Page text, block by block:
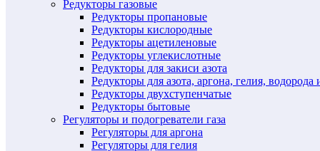
Редукторы газовые
Редукторы пропановые
Редукторы кислородные
Редукторы ацетиленовые
Редукторы углекислотные
Редукторы для закиси азота
Редукторы для азота, аргона, гелия, водорода
Редукторы двухступенчатые
Редукторы бытовые
Регуляторы и подогреватели газа
Регуляторы для аргона
Регуляторы для гелия